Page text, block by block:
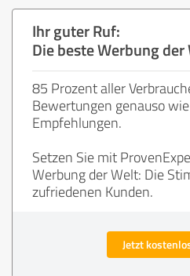
Ihr guter Ruf:
Die beste Werbung der
85 Prozent aller
Bewertungen genauso
Empfehlungen.
Setzen Sie mit
Werbung der Welt: Die
zufriedenen Kunden.
Jetzt